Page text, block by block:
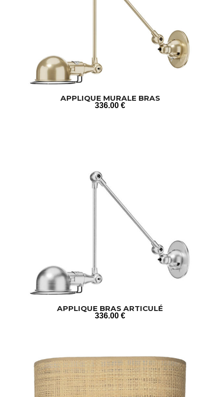
APPLIQUE MURALE BRAS
336.00 €
APPLIQUE BRAS ARTICULÉ
336.00 €